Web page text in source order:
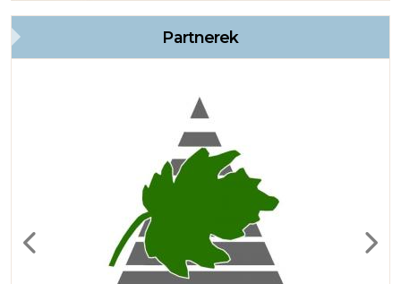
Partnerek
Previous Next